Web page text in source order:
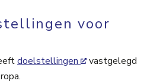
voor
doelstellingen
vastgelegd